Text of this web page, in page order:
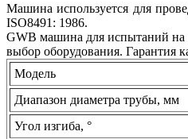
Машина используется для
ISO8491: 1986.
GWB машина для испытаний на
выбор оборудования. Гарантия
Модель
Диапазон диаметра трубы, мм
Угол изгиба, °